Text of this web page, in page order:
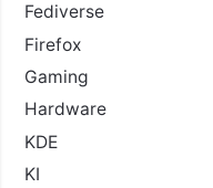
Fediverse
Firefox
Gaming
Hardware
KDE
KI